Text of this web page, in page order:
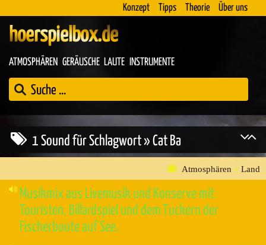
Konzept Tipps Theorie Über uns
hoerspielbox.de
ATMOSPHÄREN GERÄUSCHE LAUTE INSTRUMENTE
1 Sound für Schlagwort » Cat Ba
Atmosphären » Land
Musikmix aus Livemusik und Konserve mit
Touristen, Billardspiel und dem Tuckern der
Fischerboote auf See.